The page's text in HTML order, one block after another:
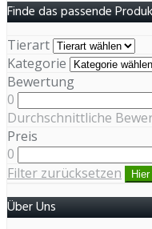
Finde das passende
Tierart
Kategorie
Bewertung
0
Durchschnittliche
Preis
0
Filter zurücksetzen
Über Uns